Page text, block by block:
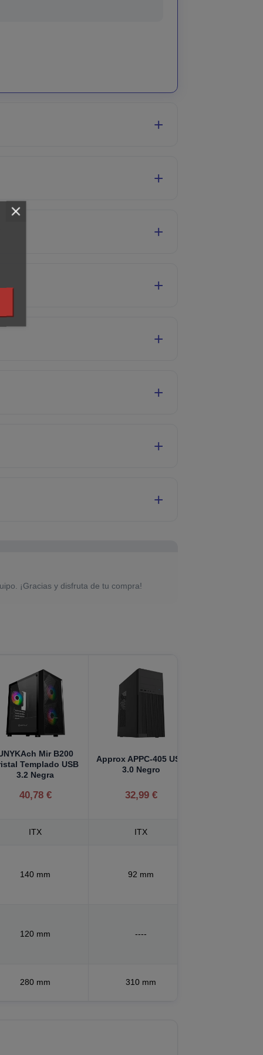
¡Gracias y disfruta de tu compra!
Mir B200
Templado USB
3.2 Negra
40,78 €
Approx APPC-405 USB
3.0 Negro
32,99 €
ITX ITX
140 mm 92 mm
120 mm ----
280 mm 310 mm